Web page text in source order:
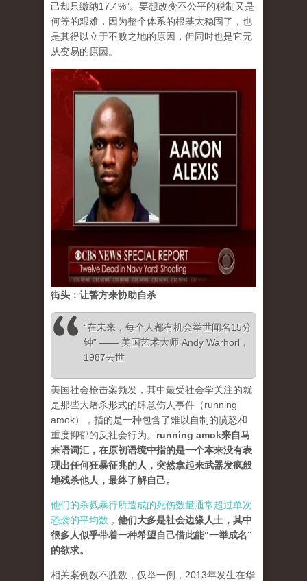
己却只缴纳17.4%”。要想改变不公平的税制又是
何等的艰难，因为整个体系的根基太稳固了，也
是其得以立于不败之地的原因，但同时也是它无
从变易的原因。
街头：让警方来协助自杀
“在未来，每个人都有机会举世闻名15分
钟” —— 美国艺术大师 Andy Warhorl，
1987去世
美国社会枪击案频发，其中最受社会学关注的就
是那些大屠杀形式的肆意伤人事件（running
amok），指的是一种包含了难以自制的愤怒和
重度抑郁的反社会行为。 running amok来自马
来语词汇，在原初语境中指的是一个本来没有表
现出任何狂暴征兆的人，突然拿起来武器发疯般
地残杀他人，最终了解自己。
他们的杀戮暴行所造成的死伤数量通常超过单次
恐袭的平均数 ， 他们大多是社会边缘人士，其中
很多人似乎带着一种希望自己借此能“一举成名”
的欲求。
相关案例数不胜数，仅举一例，2013年发生在华